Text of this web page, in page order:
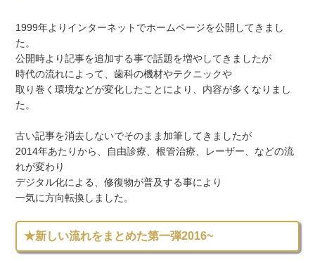
1999年よりインターネットでホームページを公開してきまし
た。
公開時より記事を追加する事で話題を増やしてきましたが
時代の流れによって、歯科の機材やテクニックや
取り巻く環境などが変化したことにより、内容が多くなりまし
た。
古い記事を消去しないでそのまま加筆してきましたが
2014年あたりから、自由診療、根管治療、レーザー、などの流
れが変わり
デジタル化による、修復物が普及する事により
一気に方向転換しました。
★新しい流れをまとめた第一弾2016~